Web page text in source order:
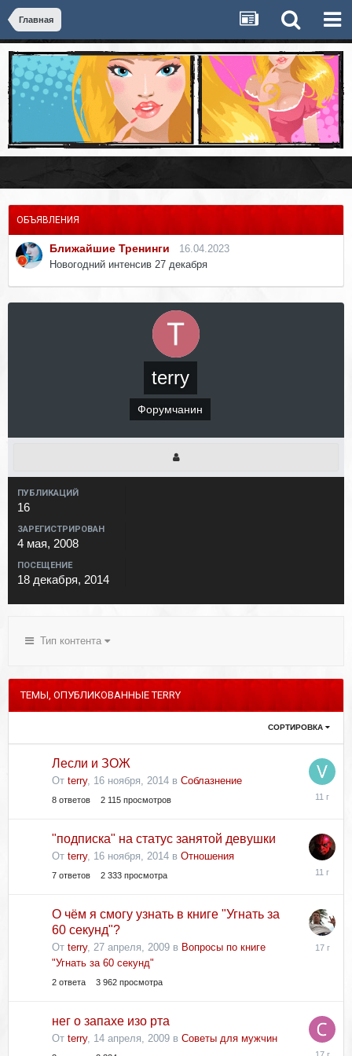
Главная
ОБЪЯВЛЕНИЯ
Ближайшие Тренинги
16.04.2023
Новогодний интенсив 27 декабря
terry
Форумчанин
ПУБЛИКАЦИЙ
16
ЗАРЕГИСТРИРОВАН
4 мая, 2008
ПОСЕЩЕНИЕ
18 декабря, 2014
Тип контента
ТЕМЫ, ОПУБЛИКОВАННЫЕ TERRY
СОРТИРОВКА
Лесли и ЗОЖ
От terry, 16 ноября, 2014 в Соблазнение
8 ответов 2 115 просмотров
17
"подписка" на статус занятой девушки
От terry, 16 ноября, 2014 в Отношения
7 ответов 2 333 просмотра
17
О чём я смогу узнать в книге "Угнать за
60 секунд"?
От terry, 27 апреля, 2009 в Вопросы по книге
"Угнать за 60 секунд"
2 ответа 3 962 просмотра
28
нег о запахе изо рта
От terry, 14 апреля, 2009 в Советы для мужчин
14